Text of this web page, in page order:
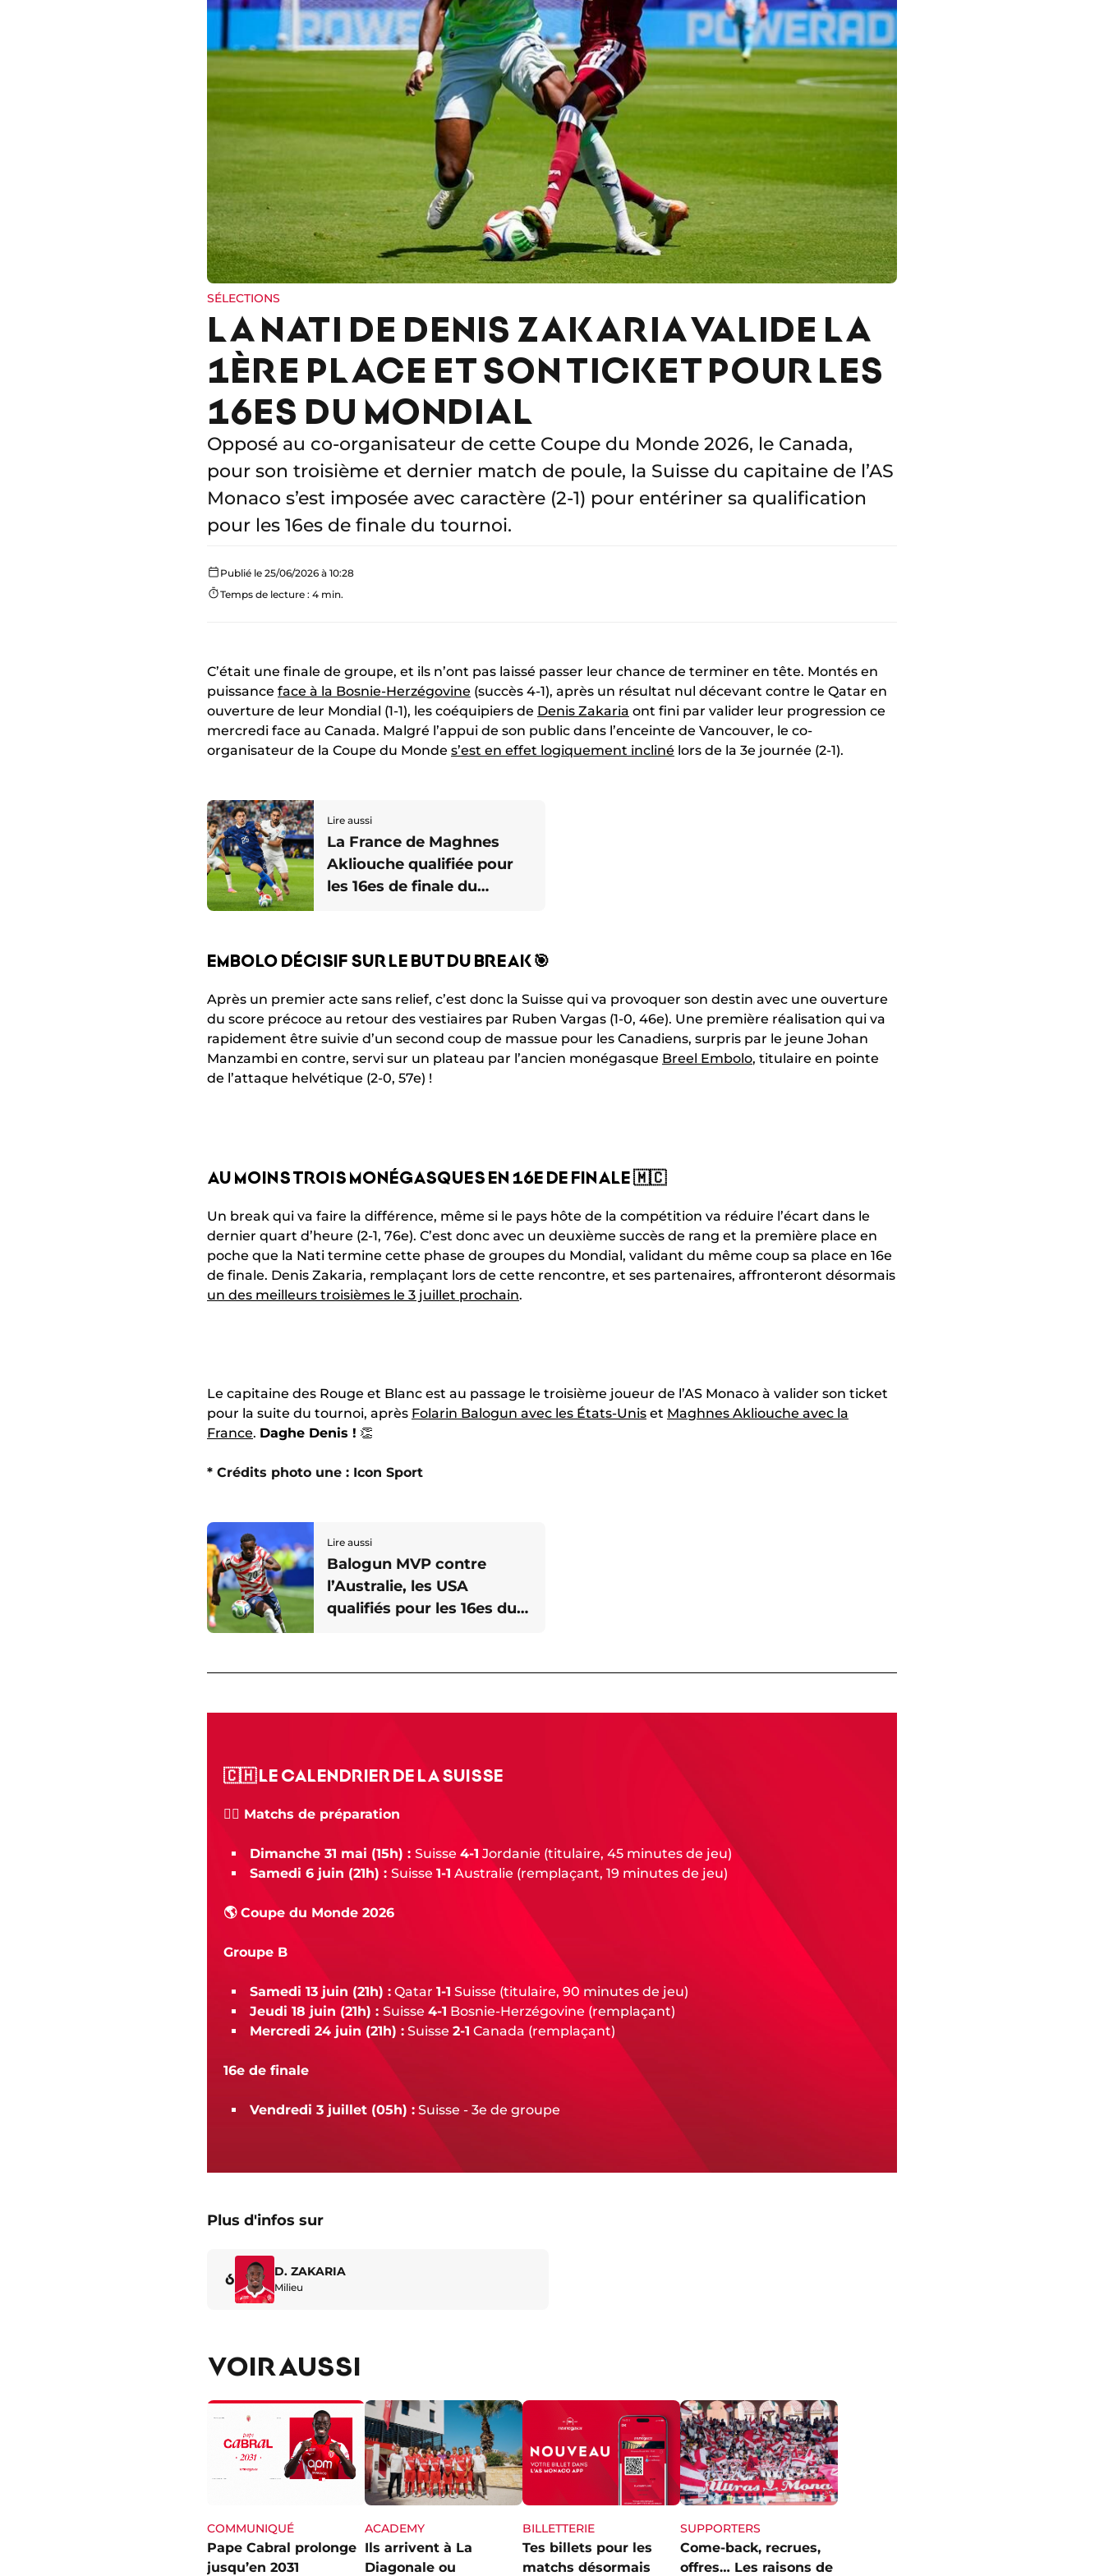
SÉLECTIONS
LA NATI DE DENIS ZAKARIA VALIDE LA
1ÈRE PLACE ET SON TICKET POUR LES
16ES DU MONDIAL
Opposé au co-organisateur de cette Coupe du Monde 2026, le Canada,
pour son troisième et dernier match de poule, la Suisse du capitaine de l’AS
Monaco s’est imposée avec caractère (2-1) pour entériner sa qualification
pour les 16es de finale du tournoi.
Publié le 25/06/2026 à 10:28
Temps de lecture : 4 min.
C’était une finale de groupe, et ils n’ont pas laissé passer leur chance de terminer en tête. Montés en
puissance face à la Bosnie-Herzégovine (succès 4-1), après un résultat nul décevant contre le Qatar en
ouverture de leur Mondial (1-1), les coéquipiers de Denis Zakaria ont fini par valider leur progression ce
mercredi face au Canada. Malgré l’appui de son public dans l’enceinte de Vancouver, le co-
organisateur de la Coupe du Monde s’est en effet logiquement incliné lors de la 3e journée (2-1).
Lire aussi
La France de Maghnes
Akliouche qualifiée pour
les 16es de finale du
EMBOLO DÉCISIF SUR LE BUT DU BREAK 🎯
Après un premier acte sans relief, c’est donc la Suisse qui va provoquer son destin avec une ouverture
du score précoce au retour des vestiaires par Ruben Vargas (1-0, 46e). Une première réalisation qui va
rapidement être suivie d’un second coup de massue pour les Canadiens, surpris par le jeune Johan
Manzambi en contre, servi sur un plateau par l’ancien monégasque Breel Embolo, titulaire en pointe
de l’attaque helvétique (2-0, 57e) !
AU MOINS TROIS MONÉGASQUES EN 16E DE FINALE 🇲🇨
Un break qui va faire la différence, même si le pays hôte de la compétition va réduire l’écart dans le
dernier quart d’heure (2-1, 76e). C’est donc avec un deuxième succès de rang et la première place en
poche que la Nati termine cette phase de groupes du Mondial, validant du même coup sa place en 16e
de finale. Denis Zakaria, remplaçant lors de cette rencontre, et ses partenaires, affronteront désormais
un des meilleurs troisièmes le 3 juillet prochain.
Le capitaine des Rouge et Blanc est au passage le troisième joueur de l’AS Monaco à valider son ticket
pour la suite du tournoi, après Folarin Balogun avec les États-Unis et Maghnes Akliouche avec la
France. Daghe Denis ! 👏
* Crédits photo une : Icon Sport
Lire aussi
Balogun MVP contre
l’Australie, les USA
qualifiés pour les 16es du
🇨🇭 LE CALENDRIER DE LA SUISSE
🏋️‍♂️ Matchs de préparation
Dimanche 31 mai (15h) : Suisse 4-1 Jordanie (titulaire, 45 minutes de jeu)
Samedi 6 juin (21h) : Suisse 1-1 Australie (remplaçant, 19 minutes de jeu)
🌎 Coupe du Monde 2026
Groupe B
Samedi 13 juin (21h) : Qatar 1-1 Suisse (titulaire, 90 minutes de jeu)
Jeudi 18 juin (21h) : Suisse 4-1 Bosnie-Herzégovine (remplaçant)
Mercredi 24 juin (21h) : Suisse 2-1 Canada (remplaçant)
16e de finale
Vendredi 3 juillet (05h) :Suisse - 3e de groupe
Plus d'infos sur
6 D. ZAKARIA
Milieu
VOIR AUSSI
COMMUNIQUÉ
Pape Cabral prolonge
jusqu’en 2031
ACADEMY
Ils arrivent à La
Diagonale ou
BILLETTERIE
Tes billets pour les
matchs désormais
SUPPORTERS
Come-back, recrues,
offres… Les raisons de